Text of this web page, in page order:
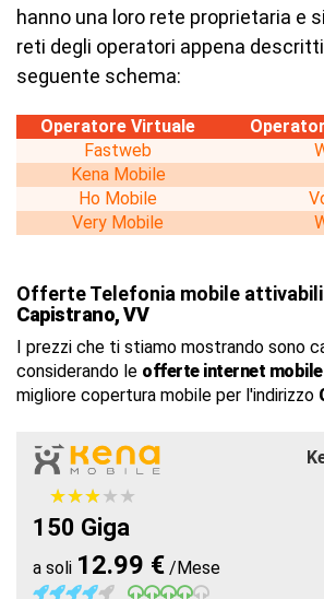
hanno una loro rete proprietaria e
reti degli operatori appena
seguente schema:
Operatore Virtuale
Fastweb
Kena Mobile
Ho Mobile
Very Mobile
Offerte Telefonia mobile
Capistrano, VV
I prezzi che ti stiamo mostrando sono
considerando le offerte internet mobile
migliore copertura mobile per l'indirizzo
★★★★★
★★★★★
150 Giga
a soli 12.99 € /Mese